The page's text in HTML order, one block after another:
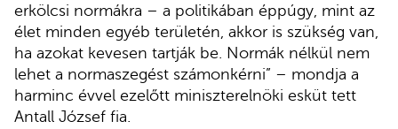
erkölcsi normákra – a politikában éppúgy, mint az
élet minden egyéb területén, akkor is szükség van,
ha azokat kevesen tartják be. Normák nélkül nem
lehet a normaszegést számonkérni” – mondja a
harminc évvel ezelőtt miniszterelnöki esküt tett
Antall József fia.